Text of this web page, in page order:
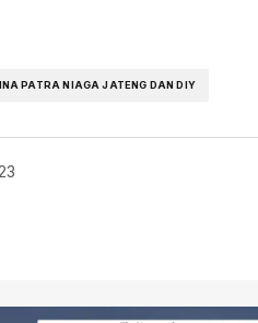
PATRA NIAGA JATENG DAN DIY